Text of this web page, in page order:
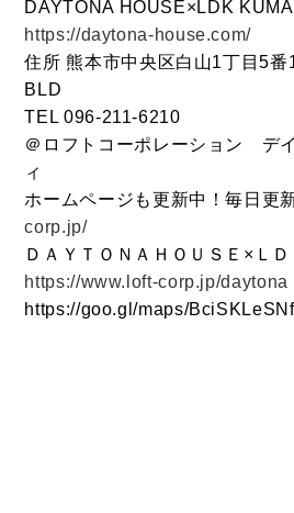
DAYTONA HOUSE×LDK
https://daytona-house.com/
住所 熊本市中央区白山1丁目5
BLD
TEL 096-211-6210
＠ロフトコーポレーション デ
ィ
ホームページも更新中！毎日更
corp.jp/
ＤＡＹＴＯＮＡＨＯＵＳＥ×Ｌ
https://www.loft-corp.jp/daytona
https://goo.gl/maps/